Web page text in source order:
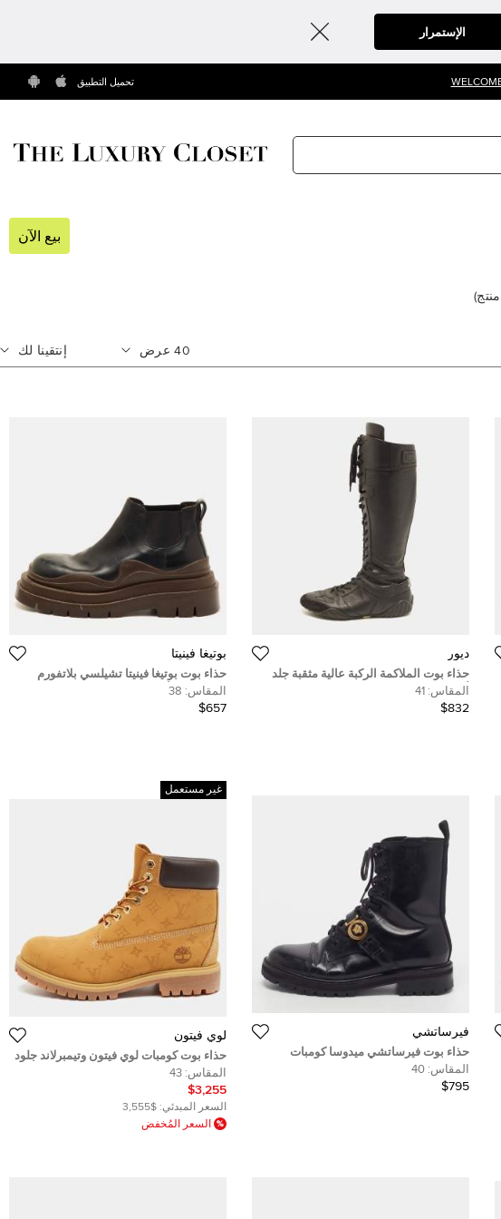
الإستمرار
تحميل التطبيق
بيع الآن
منتج)
40 عرض إنتقينا لك
ديور
حذاء بوت الملاكمة الركبة عالية مثقبة جلد
أسود من ديور مقاس 41
المقاس: 41
$832
بوتيغا فينيتا
حذاء بوت بوتيغا فينيتا تشيلسي بلاتفورم
للكاحل جلد أسود مقاس 38
المقاس: 38
$657
فيرساتشي
حذاء بوت فيرساتشي ميدوسا كومبات
سويدي وجلد بني مقاس 43
المقاس: 40
$795
غير مستعمل
لوي فيتون
حذاء بوت كومبات لوي فيتون وتيمبرلاند جلود
نوبيك لون بني مزخرف مقاس 43
المقاس: 43
$3,255
السعر المبدئي: $3,555
السعر المُخفض